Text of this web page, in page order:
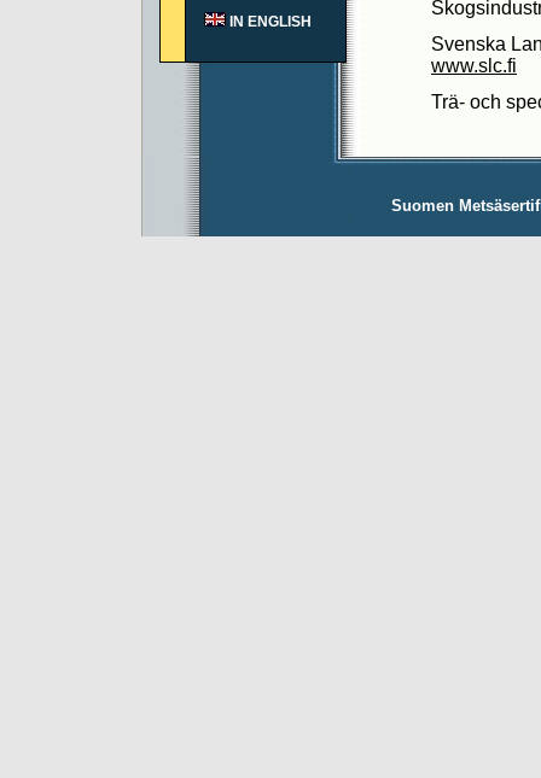
IN ENGLISH
Svenska
www.slc.fi
Trä- och
Suomen